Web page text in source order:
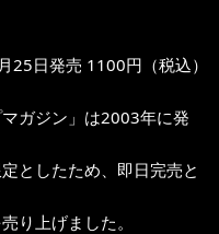
25日発売 1100円（税込）
ガジン」は2003年に発
としたため、即日完売と
り上げました。